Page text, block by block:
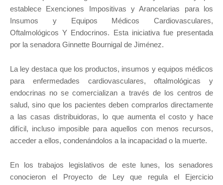
establece Exenciones Impositivas y Arancelarias para los
Insumos y Equipos Médicos Cardiovasculares,
Oftalmológicos Y Endocrinos. Esta iniciativa fue presentada
por la senadora Ginnette Bournigal de Jiménez.
La ley destaca que los productos, insumos y equipos médicos
para enfermedades cardiovasculares, oftalmológicas y
endocrinas no se comercializan a través de los centros de
salud, sino que los pacientes deben comprarlos directamente
a las casas distribuidoras, lo que aumenta el costo y hace
difícil, incluso imposible para aquellos con menos recursos,
acceder a ellos, condenándolos a la incapacidad o la muerte.
En los trabajos legislativos de este lunes, los senadores
conocieron el Proyecto de Ley que regula el Ejercicio